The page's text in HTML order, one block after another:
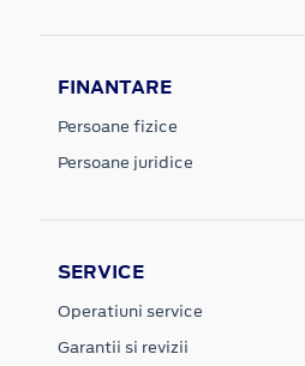
FINANTARE
Persoane fizice
Persoane juridice
SERVICE
Operatiuni service
Garantii si revizii